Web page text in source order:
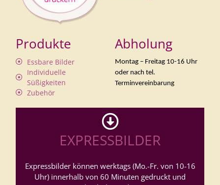
Produkte
Essbare Bilder
Individuelle
Süßigkeiten
Zubehör
Abholung
Montag – Freitag 10-16 Uhr
oder nach tel.
Terminvereinbarung
EXPRESSBILDER
Expressbilder können werktags (Mo.-Fr. von 10-16
Uhr) innerhalb von 60 Minuten gedruckt und